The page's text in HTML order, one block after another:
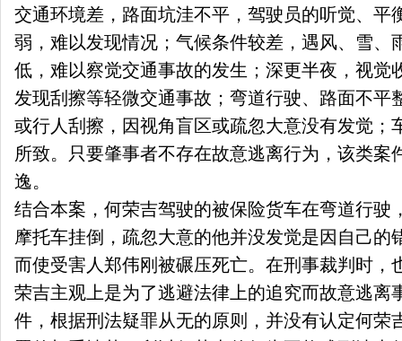
交通环境差，路面坑洼不平，驾驶员的听觉、平
弱，难以发现情况；气候条件较差，遇风、雪、
低，难以察觉交通事故的发生；深更半夜，视觉
发现刮擦等轻微交通事故；弯道行驶、路面不平
或行人刮擦，因视角盲区或疏忽大意没有发觉；
所致。只要肇事者不存在故意逃离行为，该类案
逸。
结合本案，何荣吉驾驶的被保险货车在弯道行驶
摩托车挂倒，疏忽大意的他并没发觉是因自己的
而使受害人郑伟刚被碾压死亡。在刑事裁判时，
荣吉主观上是为了逃避法律上的追究而故意逃离
件，根据刑法疑罪从无的原则，并没有认定何荣